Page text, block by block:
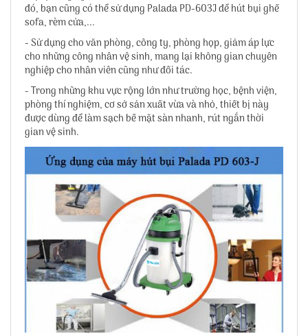
đó, bạn cũng có thể sử dụng Palada PD-603J để hút bụi ghế
sofa, rèm cửa,...
- Sử dụng cho văn phòng, công ty, phòng họp, giảm áp lực
cho những công nhân vệ sinh, mang lại không gian chuyên
nghiệp cho nhân viên cũng như đối tác.
- Trong những khu vực rộng lớn như trường học, bệnh viện,
phòng thí nghiệm, cơ sở sản xuất vừa và nhỏ, thiết bị này
được dùng để làm sạch bề mặt sàn nhanh, rút ngắn thời
gian vệ sinh.